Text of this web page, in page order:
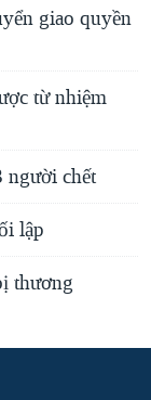
giao quyền
từ nhiệm
người chết
lập
thương